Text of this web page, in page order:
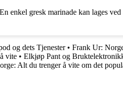
gresk marinade kan lages
og dets Tjenester• Frank Ur:
vite • Elkjøp Pant og
Alt du trenger å vite om det